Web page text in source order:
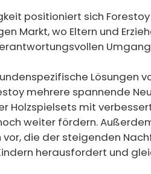
positioniert sich
Markt, wo Eltern und
Lösungen
mehrere spannende
Holzspielsets mit
weiter fördern.
vor, die der steigenden
herausfordert und